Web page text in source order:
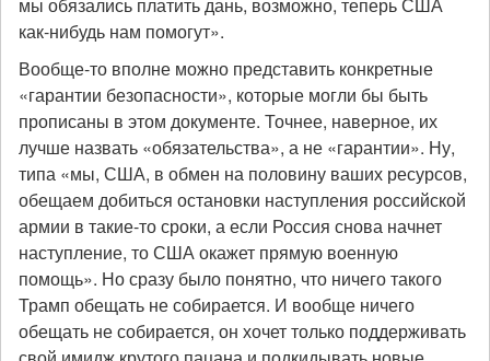
как-нибудь нам помогут».
Вообще-то вполне можно представить конкретные
«гарантии безопасности», которые могли бы быть
прописаны в этом документе. Точнее, наверное, их
лучше назвать «обязательства», а не «гарантии». Ну,
типа «мы, США, в обмен на половину ваших ресурсов,
обещаем добиться остановки наступления российской
армии в такие-то сроки, а если Россия снова начнет
наступление, то США окажет прямую военную
помощь». Но сразу было понятно, что ничего такого
Трамп обещать не собирается. И вообще ничего
обещать не собирается, он хочет только поддерживать